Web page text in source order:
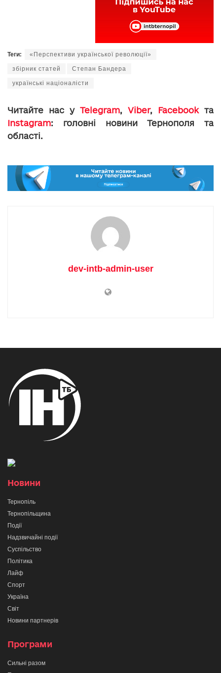
Теги: «Перспективи української революції»
збірник статей Степан Бандера
українські націоналісти
Читайте нас у Telegram, Viber, Facebookта
Instagram: головні новини Тернополя та
області.
dev-intb-admin-user
Новини
Тернопіль
Тернопільщина
Події
Надзвичайні події
Суспільство
Політика
Лайф
Спорт
Україна
Світ
Новини партнерів
Програми
Сильні разом